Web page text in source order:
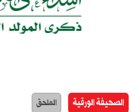
الصحيفة الورقية الملحق